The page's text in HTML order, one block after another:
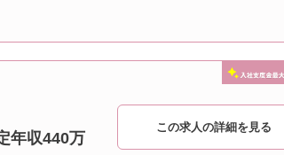
年収440万
この求人の詳細を見る